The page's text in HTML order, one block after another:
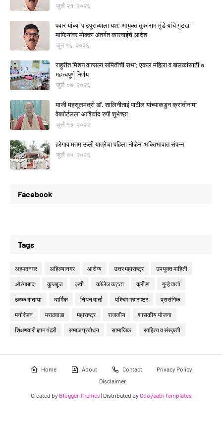
जुलै २१, २०२६
पवार यांच्या पाठपुराव्याला यश; आयुक्त तुकाराम मुंडे यांचे गुटखा
माफियांवर मोक्का अंतर्गत कारवाईचे आदेश
जून १६, २०२६
राहुरीत मिशन वात्सल्य समितीची सभा; एकल महिला व बालकांसाठी ७
महत्त्वपूर्ण निर्णय
जुलै ०७, २०२६
माजी महसूलमंत्री डॉ. शालिनीताई पाटील यांच्याकडुन क्रांतीनामा
वेबपोर्टलला आशिर्वाद रुपी शुभेच्छा
जुलै १३, २०२२
हरेगाव मतमाऊली यात्रेचा पहिला नोव्हेना भक्तिभावात संपन्न
जुलै ०५, २०२६
Facebook
Tags
अहमदनगर अहिल्यानगर आरोग्य उत्तर महाराष्ट्र उपयुक्त माहिती
औरंगाबाद कुजबूज कृषी कॉलेज कट्टा क्रीडा गुन्हे वार्ता
ठळक बातम्या धार्मिक निधन वार्ता पश्चिम महाराष्ट्र प्रासंगिक
मनोरंजन मराठवाडा महाराष्ट्र राजकीय शासकीय योजना
शिक्षणवारी ज्ञान पंढरी समाज प्रबोधन सामाजिक साहित्य व संस्कृती
Home About Contact
Privacy Policy
Disclaimer
Created by Blogger Themes| Distributed by Gooyaabi Templates